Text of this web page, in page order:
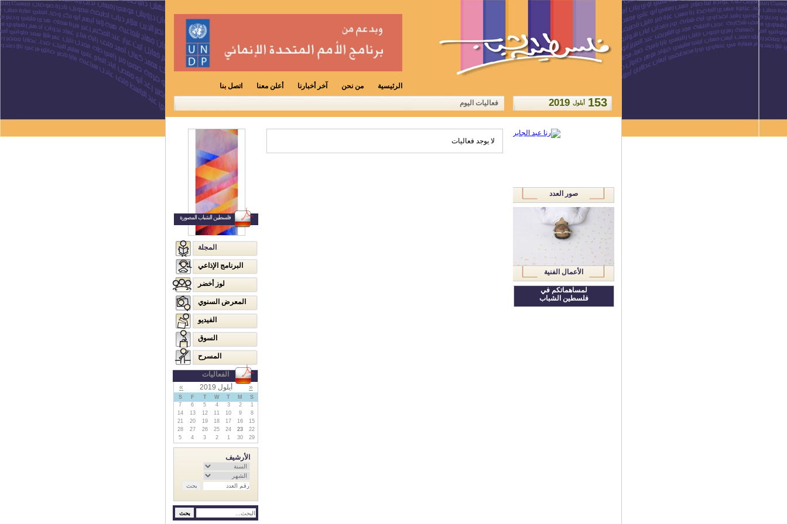
الرئيسية من نحن آخر أخبارنا أعلن معنا اتصل بنا
فعاليات اليوم 153 أيلول 2019
فلسطين الشباب المصورة
المجلة
البرنامج الإذاعي
لوز أخضر
المعرض السنوي
الفيديو
السوق
المسرح
الفعاليات
«
أيلول 2019 »
S
M
T
W
T
F
S
1
2
3
4
5
6
7
8
9
10
11
12
13
14
15
16
17
18
19
20
21
22
23
24
25
26
27
28
29
30
1
2
3
4
5
الأرشيف
لا يوجد فعاليات
صور العدد
الأعمال الفنية
لمساهماتكم في
فلسطين الشباب